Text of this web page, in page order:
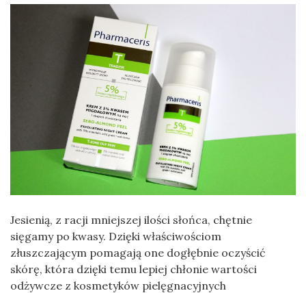
Jesienią, z racji mniejszej ilości słońca, chętnie
sięgamy po kwasy. Dzięki właściwościom
złuszczającym pomagają one dogłębnie oczyścić
skórę, która dzięki temu lepiej chłonie wartości
odżywcze z kosmetyków pielęgnacyjnych